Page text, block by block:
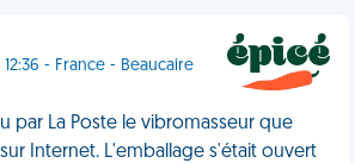
- France - Beaucaire
par La Poste le vibromasseur que
Internet. L'emballage s'était ouvert